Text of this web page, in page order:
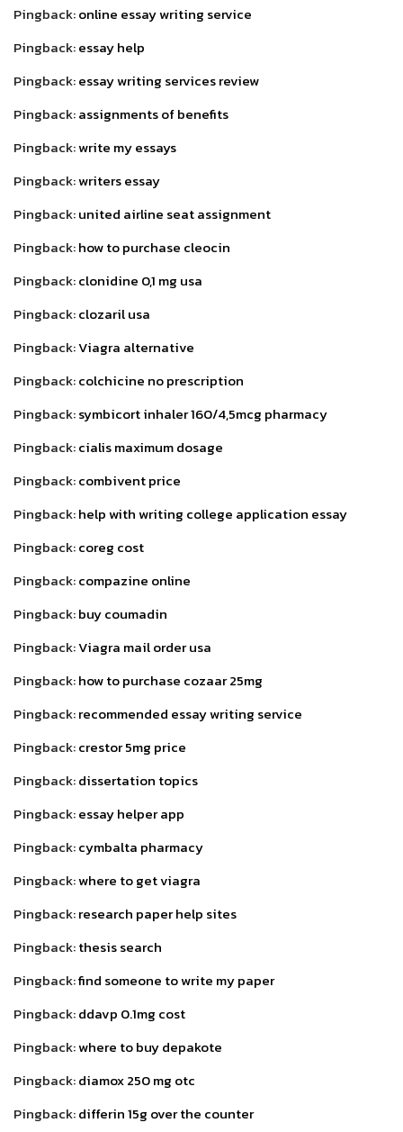
Pingback:online essay writing service
Pingback:essay help
Pingback:essay writing services review
Pingback:assignments of benefits
Pingback:write my essays
Pingback:writers essay
Pingback:united airline seat assignment
Pingback:how to purchase cleocin
Pingback:clonidine 0,1 mg usa
Pingback:clozaril usa
Pingback:Viagra alternative
Pingback:colchicine no prescription
Pingback:symbicort inhaler 160/4,5mcg pharmacy
Pingback:cialis maximum dosage
Pingback:combivent price
Pingback:help with writing college application essay
Pingback:coreg cost
Pingback:compazine online
Pingback:buy coumadin
Pingback:Viagra mail order usa
Pingback:how to purchase cozaar 25mg
Pingback:recommended essay writing service
Pingback:crestor 5mg price
Pingback:dissertation topics
Pingback:essay helper app
Pingback:cymbalta pharmacy
Pingback:where to get viagra
Pingback:research paper help sites
Pingback:thesis search
Pingback:find someone to write my paper
Pingback:ddavp 0.1mg cost
Pingback:where to buy depakote
Pingback:diamox 250 mg otc
Pingback:differin 15g over the counter